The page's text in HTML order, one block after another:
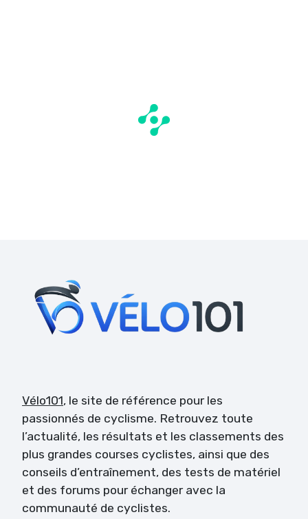
Vélo101, le site de référence pour les
passionnés de cyclisme. Retrouvez toute
l’actualité, les résultats et les classements des
plus grandes courses cyclistes, ainsi que des
conseils d’entraînement, des tests de matériel
et des forums pour échanger avec la
communauté de cyclistes.